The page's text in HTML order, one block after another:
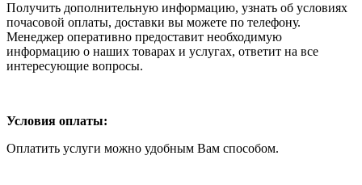
Получить дополнительную информацию, узнать об условиях
почасовой оплаты, доставки вы можете по телефону.
Менеджер оперативно предоставит необходимую
информацию о наших товарах и услугах, ответит на все
интересующие вопросы.
Условия оплаты:
Оплатить услуги можно удобным Вам способом.